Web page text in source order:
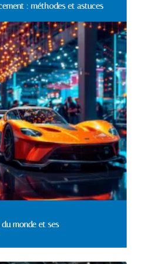
: méthodes et astuces
monde et ses